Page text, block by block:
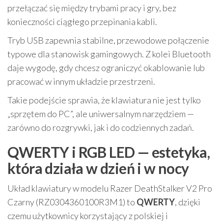
przełączać się między trybami pracy i gry, bez
konieczności ciągłego przepinania kabli.
Tryb USB zapewnia stabilne, przewodowe połączenie
typowe dla stanowisk gamingowych. Z kolei Bluetooth
daje wygodę, gdy chcesz ograniczyć okablowanie lub
pracować w innym układzie przestrzeni.
Takie podejście sprawia, że klawiatura nie jest tylko
„sprzętem do PC”, ale uniwersalnym narzędziem —
zarówno do rozgrywki, jak i do codziennych zadań.
QWERTY i RGB LED — estetyka,
która działa w dzień i w nocy
Układ klawiatury w modelu Razer DeathStalker V2 Pro
Czarny (RZ0304360100R3M1) to QWERTY, dzięki
czemu użytkownicy korzystający z polskiej i